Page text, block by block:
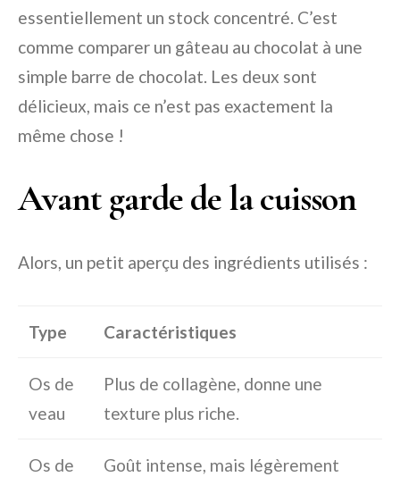
essentiellement un stock concentré. C’est
comme comparer un gâteau au chocolat à une
simple barre de chocolat. Les deux sont
délicieux, mais ce n’est pas exactement la
même chose !
Avant garde de la cuisson
Alors, un petit aperçu des ingrédients utilisés :
Type Caractéristiques
Os de
veau
Plus de collagène, donne une
texture plus riche.
Os de
Goût intense, mais légèrement